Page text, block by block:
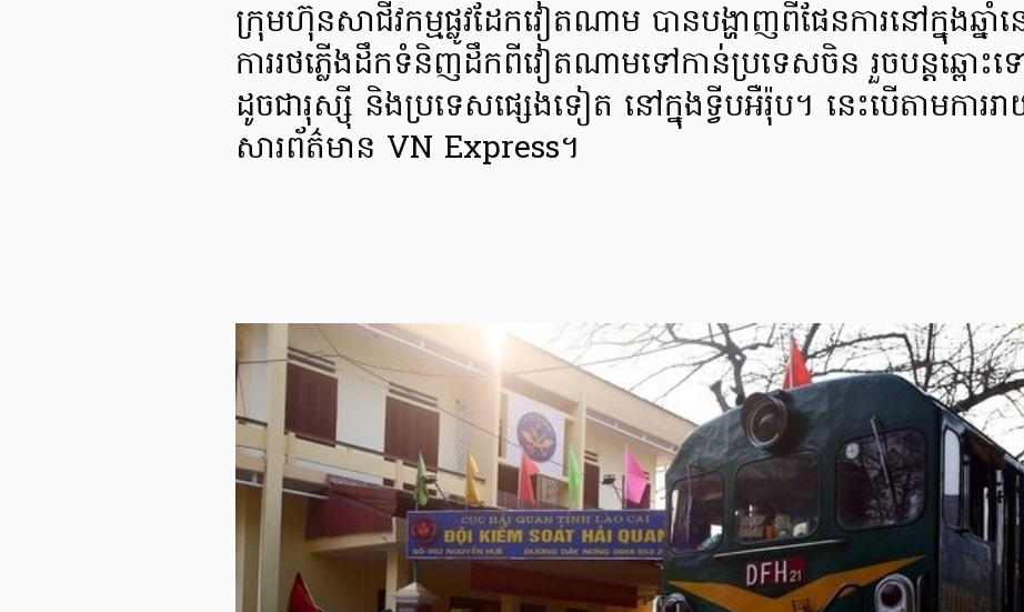
ក្រុមហ៊ុនសាជីវកម្មផ្លូវដែកវៀតណាម បានបង្ហាញពីផែនការនៅក្នុងឆ្នាំនេ
ការរថភ្លើងដឹកទំនិញដឹកពីវៀតណាមទៅកាន់ប្រទេសចិន រួចបន្ដឆ្ពោះ
ដូចជារុស្ស៊ី និងប្រទេសផ្សេងទៀត នៅក្នុងទ្វីបអឺរ៉ុប។ នេះបើតាមកា
សារព័ត៌មាន VN Express។